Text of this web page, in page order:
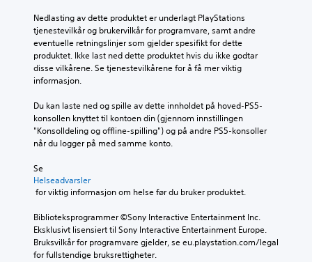
Nedlasting av dette produktet er underlagt PlayStations
tjenestevilkår og brukervilkår for programvare, samt andre
eventuelle retningslinjer som gjelder spesifikt for dette
produktet. Ikke last ned dette produktet hvis du ikke godtar
disse vilkårene. Se tjenestevilkårene for å få mer viktig
informasjon.
Du kan laste ned og spille av dette innholdet på hoved-PS5-
konsollen knyttet til kontoen din (gjennom innstillingen
"Konsolldeling og offline-spilling") og på andre PS5-konsoller
når du logger på med samme konto.
Se
Helseadvarsler
for viktig informasjon om helse før du bruker produktet.
Biblioteksprogrammer ©Sony Interactive Entertainment Inc.
Eksklusivt lisensiert til Sony Interactive Entertainment Europe.
Bruksvilkår for programvare gjelder, se eu.playstation.com/legal
for fullstendige bruksrettigheter.